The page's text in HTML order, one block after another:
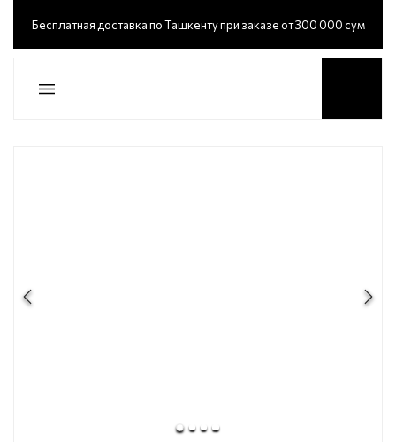
Бесплатная доставка по Ташкенту при заказе от 300 000 сум